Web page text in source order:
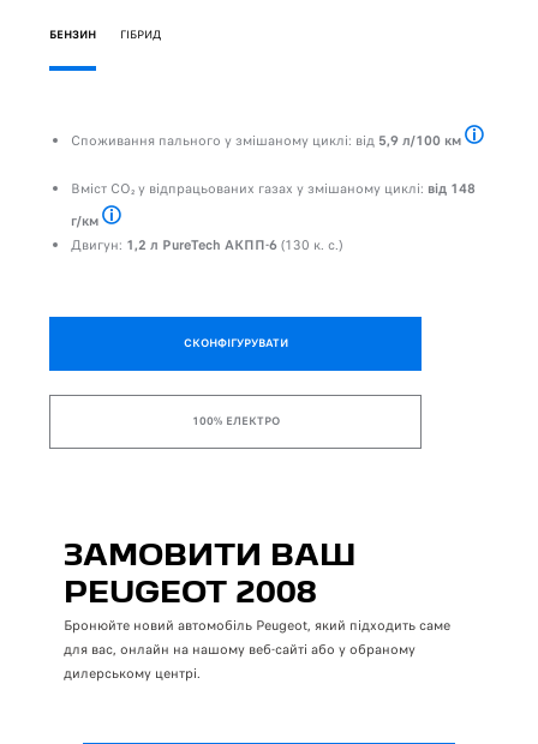
Споживання пального у змішаному циклі: від 5,9 л/100 км
Вміст CO₂ у відпрацьованих газах у змішаному циклі: від 148
г/км
Споживання пального й вміст CO₂ у відпрацьованих газах (за
Двигун: 1,2 л PureTech АКПП-6(130 к. с.)
СКОНФІГУРУВАТИ
100% ЕЛЕКТРО
БЕНЗИН ГІБРИД
ЗАМОВИТИ ВАШ
PEUGEOT 2008
Бронюйте новий автомобіль Peugeot, який підходить саме
для вас, онлайн на нашому веб-сайті або у обраному
дилерському центрі.